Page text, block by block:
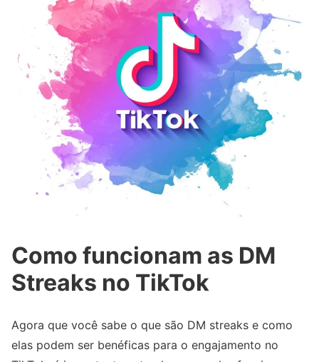
Como funcionam as DM
Streaks no TikTok
Agora que você sabe o que são DM streaks e como
elas podem ser benéficas para o engajamento no